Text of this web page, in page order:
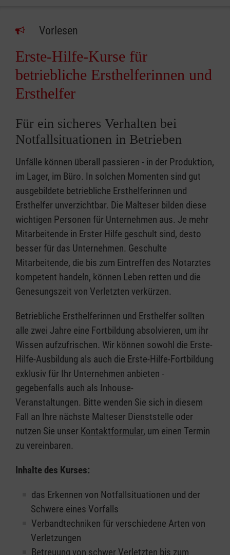
Vorlesen
Erste-Hilfe-Kurse für
betriebliche Ersthelferinnen und
Ersthelfer
Für ein sicheres Verhalten bei
Notfallsituationen in Betrieben
Unfälle können überall passieren - in der Produktion,
im Lager, im Büro. In solchen Momenten sind gut
ausgebildete betriebliche Ersthelferinnen und
Ersthelfer unverzichtbar. Die Malteser bilden diese
wichtigen Personen für Unternehmen aus. Je mehr
Mitarbeitende in Erster Hilfe geschult sind, desto
besser für das Unternehmen. Geschulte
Mitarbeitende, die bis zum Eintreffen des Notarztes
kompetent handeln, können Leben retten und die
Genesungszeit von Verletzten verkürzen.
Betriebliche Ersthelferinnen und Ersthelfer sollten
alle zwei Jahre eine Fortbildung absolvieren, um ihr
Wissen aufzufrischen. Wir können sowohl die Erste-
Hilfe-Ausbildung als auch die Erste-Hilfe-Fortbildung
exklusiv für Ihr Unternehmen anbieten -
gegebenfalls auch als Inhouse-
Veranstaltungen. Bitte wenden Sie sich in diesem
Fall an Ihre nächste Malteser Dienststelle oder
nutzen Sie unser Kontaktformular, um einen Termin
zu vereinbaren.
Inhalte des Kurses:
das Erkennen von Notfallsituationen und der
Schwere eines Vorfalls
Verbandtechniken für verschiedene Arten von
Verletzungen
Betreuung von schwer Verletzten bis zum